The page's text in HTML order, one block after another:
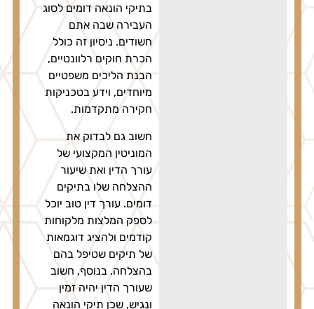
בתיקי הונאה דומים לסוג
העבירה שבה אתם
חשודים. ניסיון זה כולל
הכרת חוקים רלוונטיים,
הבנת הליכים משפטיים
מיוחדים, וידע בטכניקות
חקירה מתקדמות.
חשוב גם לבדוק את
המוניטין המקצועי של
עורך הדין ואת שיעור
ההצלחה שלו בתיקים
דומים. עורך דין טוב יוכל
לספק המלצות מלקוחות
קודמים ולהציג דוגמאות
של תיקים שטיפל בהם
בהצלחה. בנוסף, חשוב
שעורך הדין יהיה זמין
ונגיש, שכן תיקי הונאה